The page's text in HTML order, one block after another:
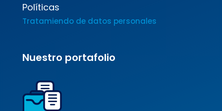
Políticas
Tratamiendo de datos personales
Nuestro portafolio